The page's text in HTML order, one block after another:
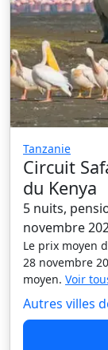
Tanzanie
Circuit
du Kenya
5 nuits,
novembre
Le prix moyen
28 novembre
moyen. Voir
Autres villes